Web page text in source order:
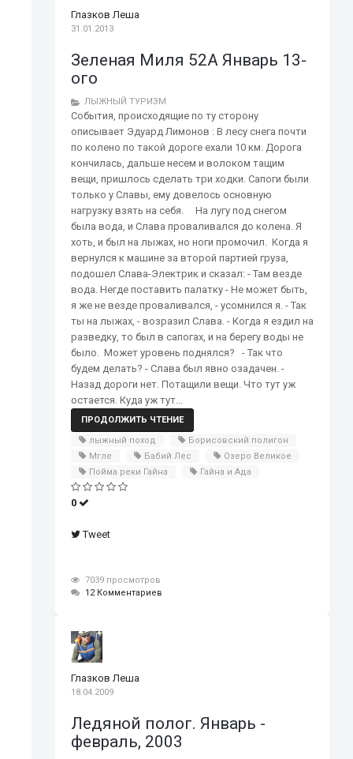
Глазков Леша
31.01.2013
Зеленая Миля 52А Январь 13-
ого
ЛЫЖНЫЙ ТУРИЗМ
События, происходящие по ту сторону
описывает Эдуард Лимонов : В лесу снега почти
по колено по такой дороге ехали 10 км. Дорога
кончилась, дальше несем и волоком тащим
вещи, пришлось сделать три ходки. Сапоги были
только у Славы, ему довелось основную
нагрузку взять на себя. На лугу под снегом
была вода, и Слава проваливался до колена. Я
хоть, и был на лыжах, но ноги промочил. Когда я
вернулся к машине за второй партией груза,
подошел Слава-Электрик и сказал: - Там везде
вода. Негде поставить палатку - Не может быть,
я же не везде проваливался, - усомнился я. - Так
ты на лыжах, - возразил Слава. - Когда я ездил на
разведку, то был в сапогах, и на берегу воды не
было. Может уровень поднялся? - Так что
будем делать? - Слава был явно озадачен. -
Назад дороги нет. Потащили вещи. Что тут уж
остается. Куда уж тут...
ПРОДОЛЖИТЬ ЧТЕНИЕ
лыжный поход
Борисовский полигон
Мгле
Бабий Лес
Озеро Великое
Пойма реки Гайна
Гайна и Ада
0
Tweet
7039 просмотров
12 Комментариев
Глазков Леша
18.04.2009
Ледяной полог. Январь -
февраль, 2003